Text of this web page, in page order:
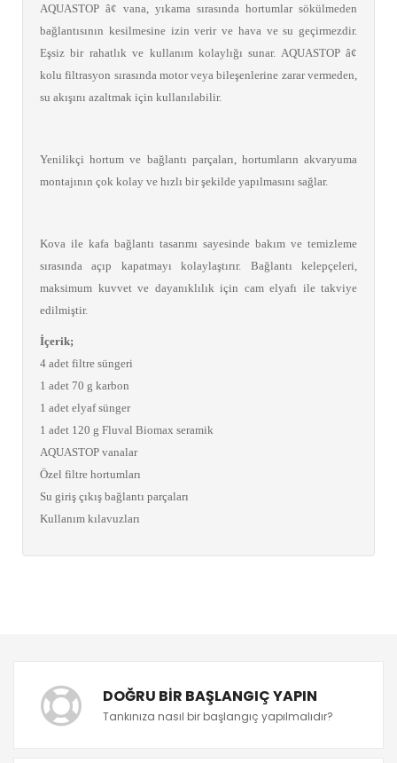
AQUASTOP â¢ vana, yıkama sırasında hortumlar sökülmeden
bağlantısının kesilmesine izin verir ve hava ve su geçirmezdir.
Eşsiz bir rahatlık ve kullanım kolaylığı sunar. AQUASTOP â¢
kolu filtrasyon sırasında motor veya bileşenlerine zarar vermeden,
su akışını azaltmak için kullanılabilir.
Yenilikçi hortum ve bağlantı parçaları, hortumların akvaryuma
montajının çok kolay ve hızlı bir şekilde yapılmasını sağlar.
Kova ile kafa bağlantı tasarımı sayesinde bakım ve temizleme
sırasında açıp kapatmayı kolaylaştırır. Bağlantı kelepçeleri,
maksimum kuvvet ve dayanıklılık için cam elyafı ile takviye
edilmiştir.
İçerik;
4 adet filtre süngeri
1 adet 70 g karbon
1 adet elyaf sünger
1 adet 120 g Fluval Biomax seramik
AQUASTOP vanalar
Özel filtre hortumları
Su giriş çıkış bağlantı parçaları
Kullanım kılavuzları
DOĞRU BIR BAŞLANGIÇ YAPIN
Tankınıza nasıl bir başlangıç yapılmalıdır?